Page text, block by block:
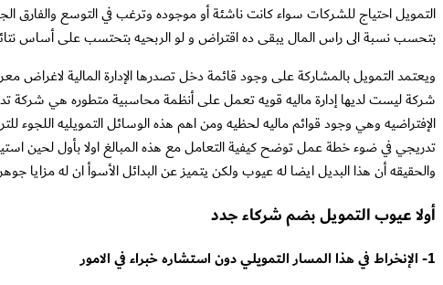
التمويل احتياج للشركات سواء كانت ناشئة أو موجوده وترغب في التوسع
بتحسب نسبة الى راس المال يبقى ده اقتراض و لو الربحيه بتحتسب على أساس
ويعتمد التمويل بالمشاركة على وجود قائمة دخل تصدرها الإدارة المالية لاغراض
شركة ليست لديها إدارة ماليه قويه تعمل على أنظمة محاسبية متطوره هي شركة
الإفتراضيه وهي وجود قوائم ماليه لحظيه ومن اهم هذه الوسائل التمويليه
تدريجي في ضوء خطة عمل توضح كيفية التعامل مع هذه المبالغ اولا بأول لحين
والحقيقه أن هذا البديل ايضا له عيوب ولكن يتميز عن البدائل الأسوأ ان له مزايا
أولا عيوب التمويل بضم شركاء جدد
1- الإنخراط في هذا المسار التمويلي دون استشاره خبراء في الامور